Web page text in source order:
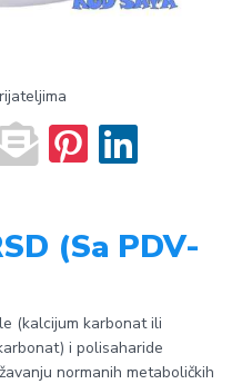
(Sa PDV-
(kalcijum karbonat ili
i polisaharide
normanih metaboličkih